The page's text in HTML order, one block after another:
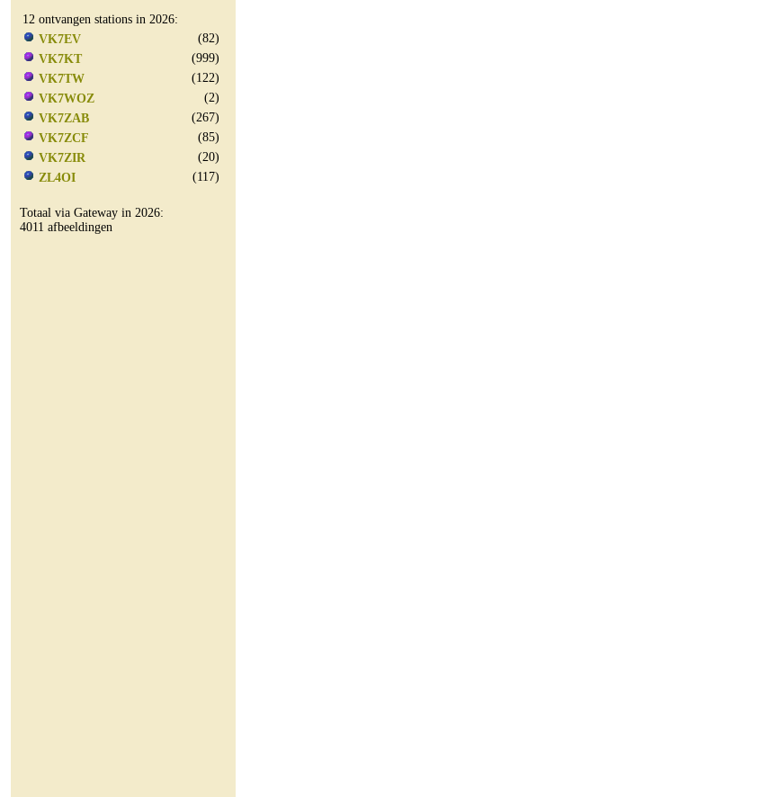
12 ontvangen stations in 2026:
VK7EV
(82)
VK7KT
(999)
VK7TW
(122)
VK7WOZ
(2)
VK7ZAB
(267)
VK7ZCF
(85)
VK7ZIR
(20)
ZL4OI
(117)
Totaal via Gateway in 2026:
4011 afbeeldingen